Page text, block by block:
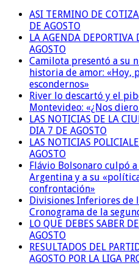
ASI TERMINO DE
DE AGOSTO
LA AGENDA
AGOSTO
Camilota presentó a su
historia de amor: «Hoy,
escondernos»
River lo descartó y el
Montevideo: «¿Nos
LAS NOTICIAS DE LA
DIA 7 DE AGOSTO
LAS NOTICIAS
AGOSTO
Flávio Bolsonaro culpó
Argentina y a su
confrontación»
Divisiones Inferiores de
Cronograma de la
LO QUE DEBES SABER
AGOSTO
RESULTADOS DEL
AGOSTO POR LA LIGA